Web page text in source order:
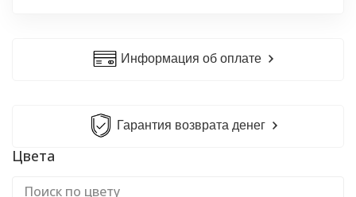
Информация об оплате
Гарантия возврата денег
Цвета